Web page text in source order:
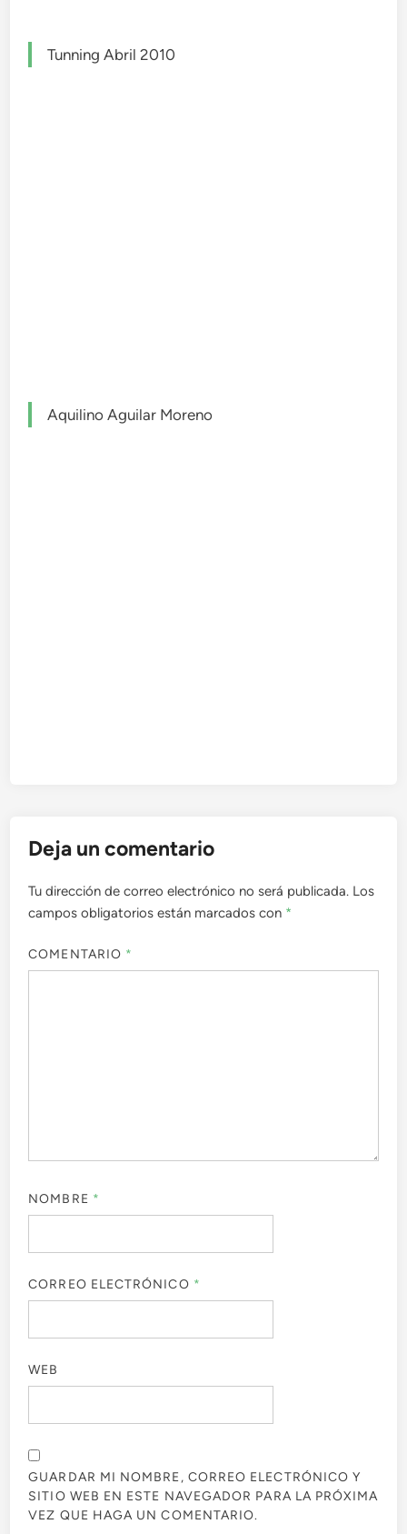
Tunning Abril 2010
Aquilino Aguilar Moreno
Deja un comentario
Tu dirección de correo electrónico no será publicada. Los
campos obligatorios están marcados con *
COMENTARIO *
NOMBRE *
CORREO ELECTRÓNICO *
WEB
GUARDAR MI NOMBRE, CORREO ELECTRÓNICO Y
SITIO WEB EN ESTE NAVEGADOR PARA LA PRÓXIMA
VEZ QUE HAGA UN COMENTARIO.